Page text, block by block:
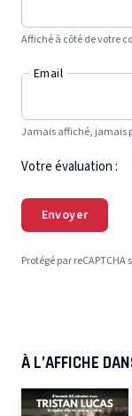
Affiché à côté de votre
Email
Jamais affiché, jamais
Votre évaluation :
Envoyer
Protégé par reCAPTCHA
À L’AFFICHE